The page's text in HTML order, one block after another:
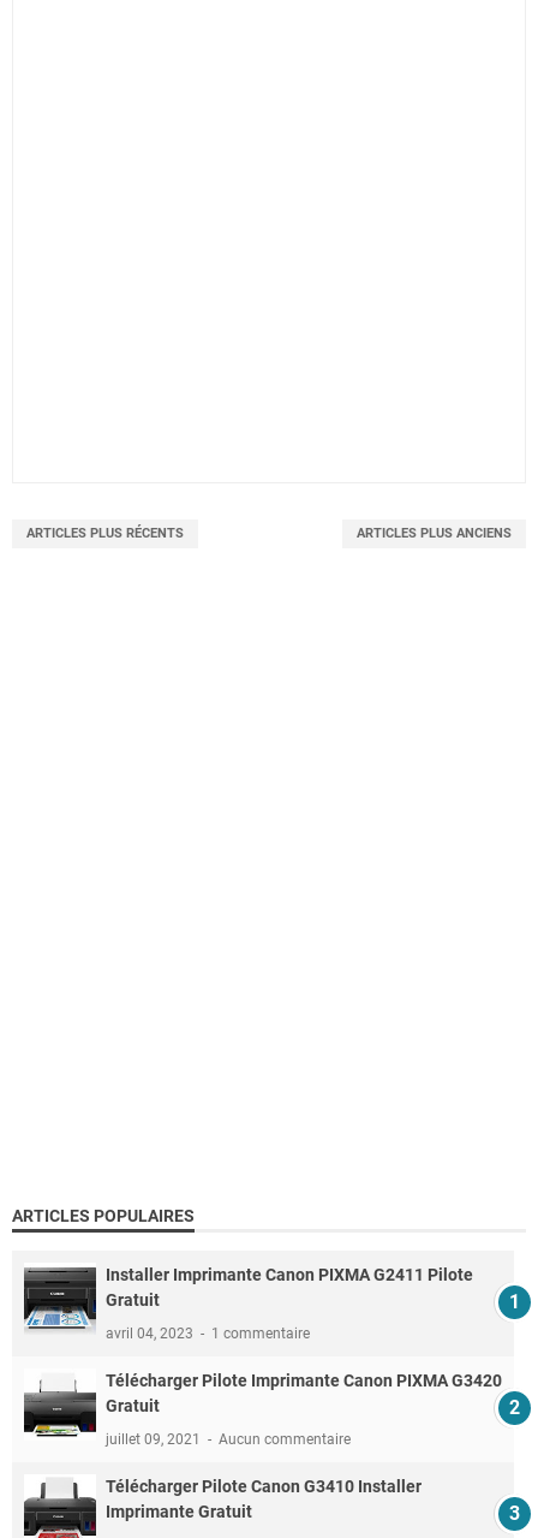
ARTICLES PLUS RÉCENTS ARTICLES PLUS ANCIENS
ARTICLES POPULAIRES
Installer Imprimante Canon PIXMA G2411 Pilote
Gratuit
avril 04, 2023 1 commentaire
Télécharger Pilote Imprimante Canon PIXMA G3420
Gratuit
juillet 09, 2021 Aucun commentaire
Télécharger Pilote Canon G3410 Installer
Imprimante Gratuit